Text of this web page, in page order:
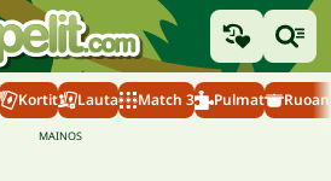
Kortit Lauta Match 3 Pulmat